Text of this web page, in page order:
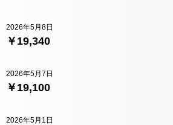
￥19,340
2026年5月8日
￥19,100
2026年5月7日
2026年5月1日